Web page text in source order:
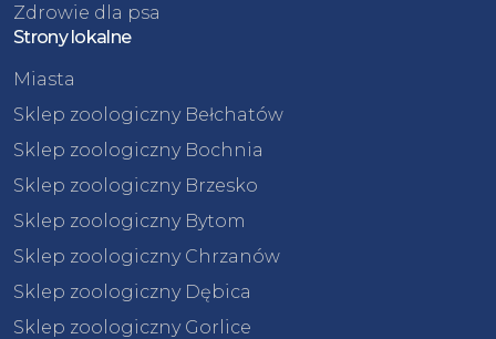
Zdrowie dla psa
Strony lokalne
Miasta
Sklep zoologiczny Bełchatów
Sklep zoologiczny Bochnia
Sklep zoologiczny Brzesko
Sklep zoologiczny Bytom
Sklep zoologiczny Chrzanów
Sklep zoologiczny Dębica
Sklep zoologiczny Gorlice